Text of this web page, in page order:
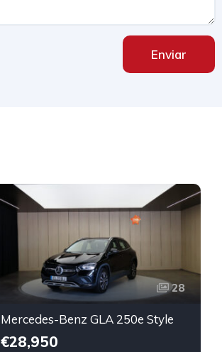
Enviar
28
Mercedes-Benz GLA 250e Style
€28,950